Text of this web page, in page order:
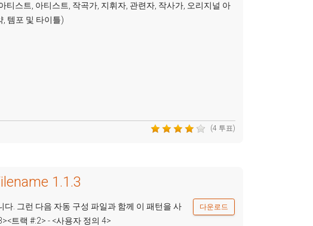
스트, 아티스트, 작곡가, 지휘자, 관련자, 작사가, 오리지널 아
, 템포 및 타이틀)
(4 투표)
1.1.3
다운로드
. 그런 다음 자동 구성 파일과 함께 이 패턴을 사
트랙 #:2> - <사용자 정의 4>